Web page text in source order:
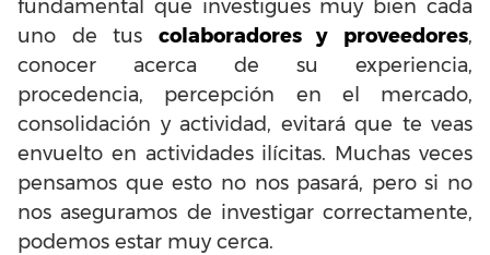
fundamental que investigues muy bien cada
uno de tus colaboradores y proveedores,
conocer acerca de su experiencia,
procedencia, percepción en el mercado,
consolidación y actividad, evitará que te veas
envuelto en actividades ilícitas. Muchas veces
pensamos que esto no nos pasará, pero si no
nos aseguramos de investigar correctamente,
podemos estar muy cerca.